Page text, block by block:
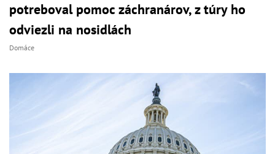
potreboval pomoc záchranárov, z túry ho
odviezli na nosidlách
Domáce